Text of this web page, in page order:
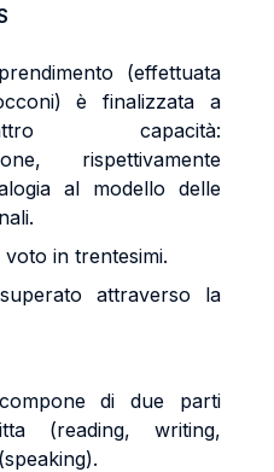
(effettuata
è finalizzata a
capacità:
rispettivamente
al modello delle
in trentesimi.
attraverso la
di due parti
(reading, writing,